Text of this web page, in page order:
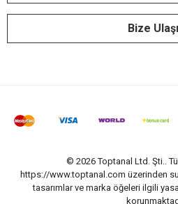
Bize
© 2026 Toptanal Ltd. Şti..
https://www.toptanal.com üzerinden
tasarımlar ve marka öğeleri ilgili